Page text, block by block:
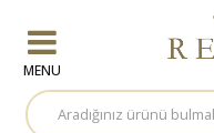
A
r